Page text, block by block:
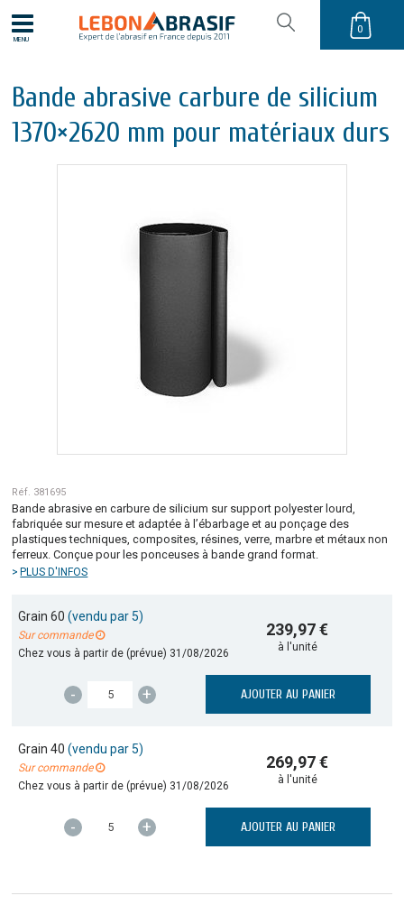
MENU
0
Bande abrasive carbure de silicium
1370×2620 mm pour matériaux durs
Réf. 381695
Bande abrasive en carbure de silicium sur support polyester lourd,
fabriquée sur mesure et adaptée à l’ébarbage et au ponçage des
plastiques techniques, composites, résines, verre, marbre et métaux non
ferreux. Conçue pour les ponceuses à bande grand format.
PLUS D'INFOS
Grain 60(vendu par 5)
Sur commande
Chez vous à partir de (prévue) 31/08/2026
239,97 €
à l'unité
- + AJOUTER AU PANIER
Grain 40(vendu par 5)
Sur commande
Chez vous à partir de (prévue) 31/08/2026
269,97 €
à l'unité
- + AJOUTER AU PANIER